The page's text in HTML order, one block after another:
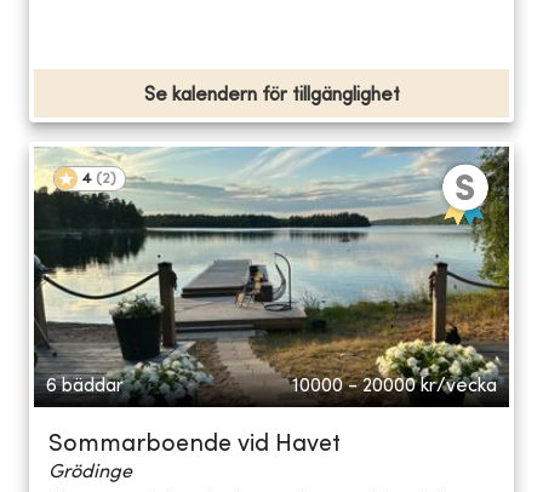
Se kalendern för tillgänglighet
4 (2)
6 bäddar 10000 - 20000 kr/vecka
Sommarboende vid Havet
Grödinge